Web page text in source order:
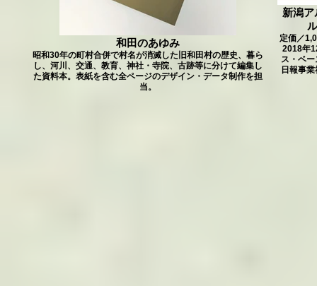
和田のあゆみ
昭和30年の町村合併で村名が消滅した旧和田村の歴史、暮ら
し、河川、交通、教育、神社・寺院、古跡等に分けて編集し
た資料本。表紙を含む全ページのデザイン・データ制作を担
当。
新潟
定価／
2018年
ス・ベ
日報事